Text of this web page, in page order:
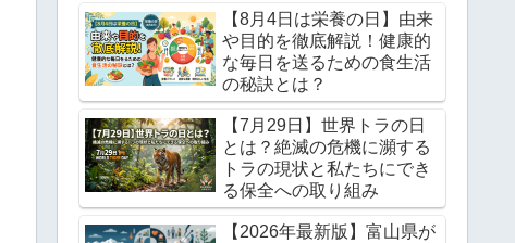
【8月4日は栄養の日】由来
や目的を徹底解説！健康的
な毎日を送るための食生活
の秘訣とは？
【7月29日】世界トラの日
とは？絶滅の危機に瀕する
トラの現状と私たちにでき
る保全への取り組み
【2026年最新版】富山県が